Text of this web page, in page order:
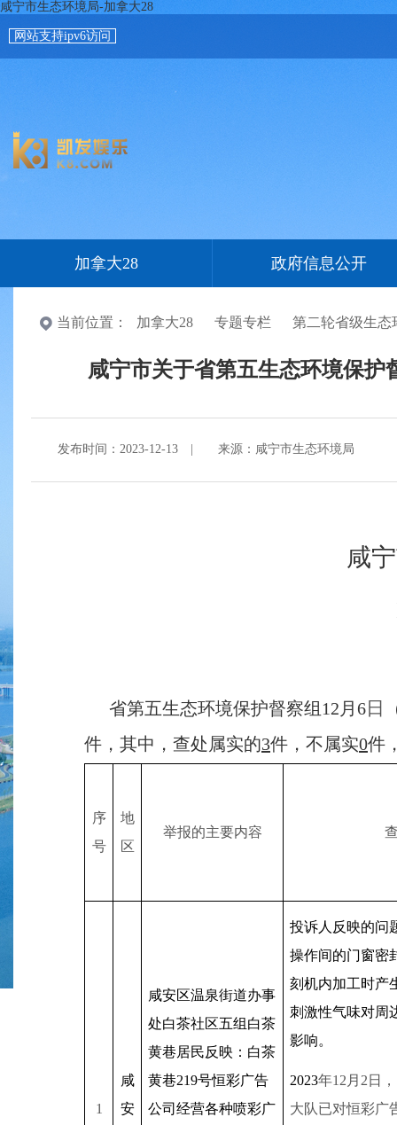
咸宁市生态环境局-加拿大28
网站支持ipv6访问
加拿大28 政府信息公开
当前位置： 加拿大28 专题专栏 第二轮省级生态
咸宁市关于省第五生态环境保护
发布时间：2023-12-13 来源：咸宁市生态环境局
咸
省第五生态环境保护督察组 12 月 6日
件，其中，查处属实的3件，不属实0件
序
号
地
区
举报的主要内容
1
咸
安
咸安区温泉街道办事
处白茶社区五组白茶
黄巷居民反映：白茶
黄巷219号恒彩广告
公司经营各种喷彩广
投诉人反映的问
操作间的门窗密
刻机内加工时产
刺激性气味对周
影响。
2023年12 月 2 日
大队已对恒彩广